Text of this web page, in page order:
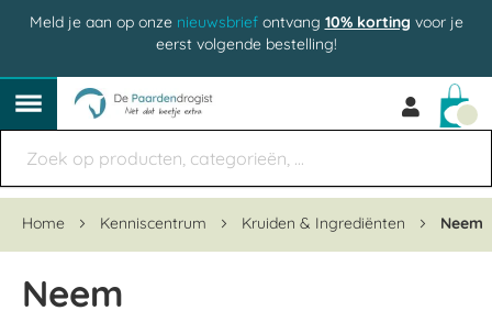
Meld je aan op onze nieuwsbriefontvang 10% korting voor je
eerst volgende bestelling!
Home Kenniscentrum Kruiden & Ingrediënten Neem
Neem